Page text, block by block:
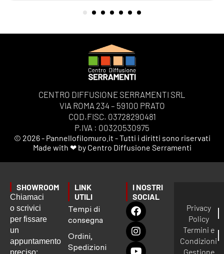
CENTRO DIFFUSIONE SERRAMENTI SRL
VIA ROMA 234 – 59100 PRATO
COD.FISC. 03728290481
P.IVA : 00320530975
© 2026 - Pannellofilomuro.it - Tutti i diritti sono riservati
Made with ❤ by Centro Diffusione Serramenti
SHOWROOM
Chiamaci
o scrivici
per fissare
un
appuntamento
LINK
UTILI
Tempi di
consegna
Ordini,
Spedizioni
I NOSTRI
SOCIAL
Privacy
Policy
Termini e
Condizioni
Gestione